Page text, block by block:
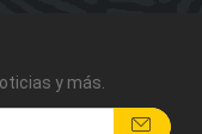
y más.